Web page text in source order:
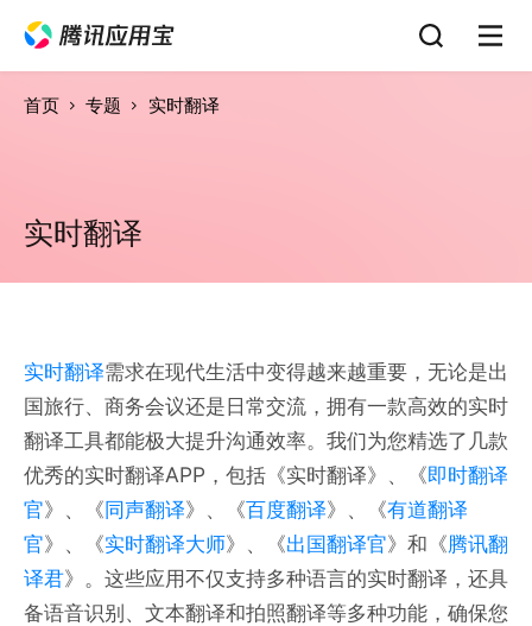
首页 专题 实时翻译
实时翻译
实时翻译需求在现代生活中变得越来越重要，无论是出
国旅行、商务会议还是日常交流，拥有一款高效的实时
翻译工具都能极大提升沟通效率。我们为您精选了几款
优秀的实时翻译APP，包括《实时翻译》、《即时翻译
官》、《同声翻译》、《百度翻译》、《有道翻译
官》、《实时翻译大师》、《出国翻译官》和《腾讯翻
译君》。这些应用不仅支持多种语言的实时翻译，还具
备语音识别、文本翻译和拍照翻译等多种功能，确保您